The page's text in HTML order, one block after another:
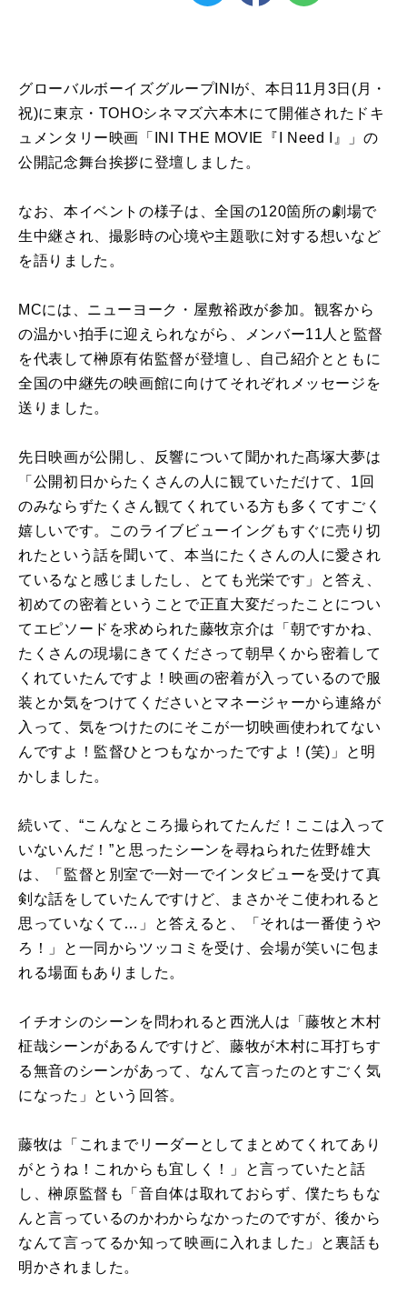
グローバルボーイズグループINIが、本日11月3日(月・
祝)に東京・TOHOシネマズ六本木にて開催されたドキ
ュメンタリー映画「INI THE MOVIE『I Need I』」の
公開記念舞台挨拶に登壇しました。
なお、本イベントの様子は、全国の120箇所の劇場で
生中継され、撮影時の心境や主題歌に対する想いなど
を語りました。
MCには、ニューヨーク・屋敷裕政が参加。観客から
の温かい拍手に迎えられながら、メンバー11人と監督
を代表して榊原有佑監督が登壇し、自己紹介とともに
全国の中継先の映画館に向けてそれぞれメッセージを
送りました。
先日映画が公開し、反響について聞かれた髙塚大夢は
「公開初日からたくさんの人に観ていただけて、1回
のみならずたくさん観てくれている方も多くてすごく
嬉しいです。このライブビューイングもすぐに売り切
れたという話を聞いて、本当にたくさんの人に愛され
ているなと感じましたし、とても光栄です」と答え、
初めての密着ということで正直大変だったことについ
てエピソードを求められた藤牧京介は「朝ですかね、
たくさんの現場にきてくださって朝早くから密着して
くれていたんですよ！映画の密着が入っているので服
装とか気をつけてくださいとマネージャーから連絡が
入って、気をつけたのにそこが一切映画使われてない
んですよ！監督ひとつもなかったですよ！(笑)」と明
かしました。
続いて、“こんなところ撮られてたんだ！ここは入って
いないんだ！”と思ったシーンを尋ねられた佐野雄大
は、「監督と別室で一対一でインタビューを受けて真
剣な話をしていたんですけど、まさかそこ使われると
思っていなくて…」と答えると、「それは一番使うや
ろ！」と一同からツッコミを受け、会場が笑いに包ま
れる場面もありました。
イチオシのシーンを問われると西洸人は「藤牧と木村
柾哉シーンがあるんですけど、藤牧が木村に耳打ちす
る無音のシーンがあって、なんて言ったのとすごく気
になった」という回答。
藤牧は「これまでリーダーとしてまとめてくれてあり
がとうね！これからも宜しく！」と言っていたと話
し、榊原監督も「音自体は取れておらず、僕たちもな
んと言っているのかわからなかったのですが、後から
なんて言ってるか知って映画に入れました」と裏話も
明かされました。